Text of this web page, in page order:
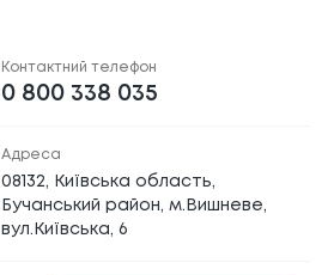
Контактний телефон
0 800 338 035
Адреса
08132, Київська область,
Бучанський район, м.Вишневе,
вул.Київська, 6